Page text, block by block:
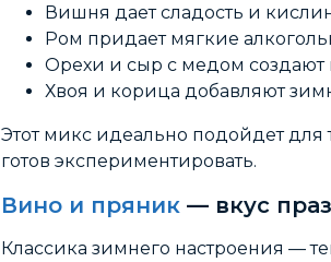
Вишня дает сладость и
Ром придает мягкие
Орехи и сыр с медом создают
Хвоя и корица добавляют
Этот микс идеально подойдет для
готов экспериментировать.
Вино и пряник — вкус
Классика зимнего настроения —